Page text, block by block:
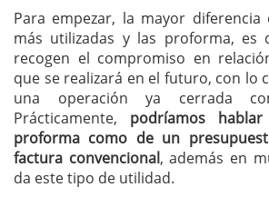
Para empezar, la mayor
más utilizadas y las proforma, es
recogen el compromiso en
que se realizará en el futuro, con lo
una operación ya cerrada
Prácticamente, podríamos
proforma como de un
factura convencional, además en
da este tipo de utilidad.